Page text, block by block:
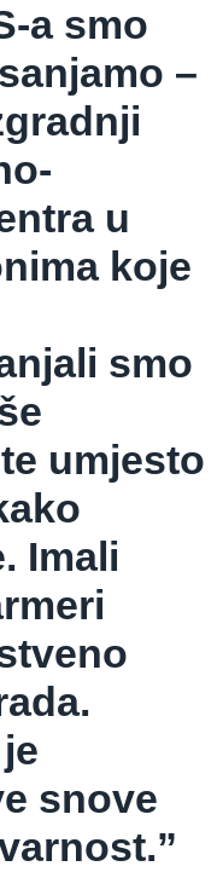
a smo
–
u
koje
smo
umjesto
Imali
snove